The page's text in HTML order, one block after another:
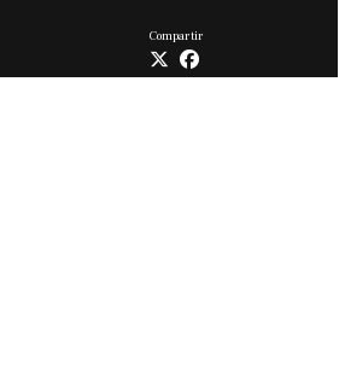
Compartir